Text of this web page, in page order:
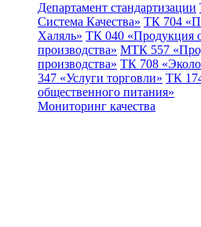
Департамент стандартизации
Система Качества» ТК 704
Халяль» ТК 040 «Продукция
производства» МТК 557
производства» ТК 708
347 «Услуги торговли» ТК
общественного питания»
Мониторинг качества